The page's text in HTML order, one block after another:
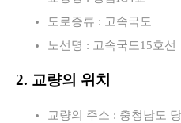
도로종류 : 고속국도
노선명 : 고속국도15호선
2. 교량의 위치
교량의 주소 : 충청남도